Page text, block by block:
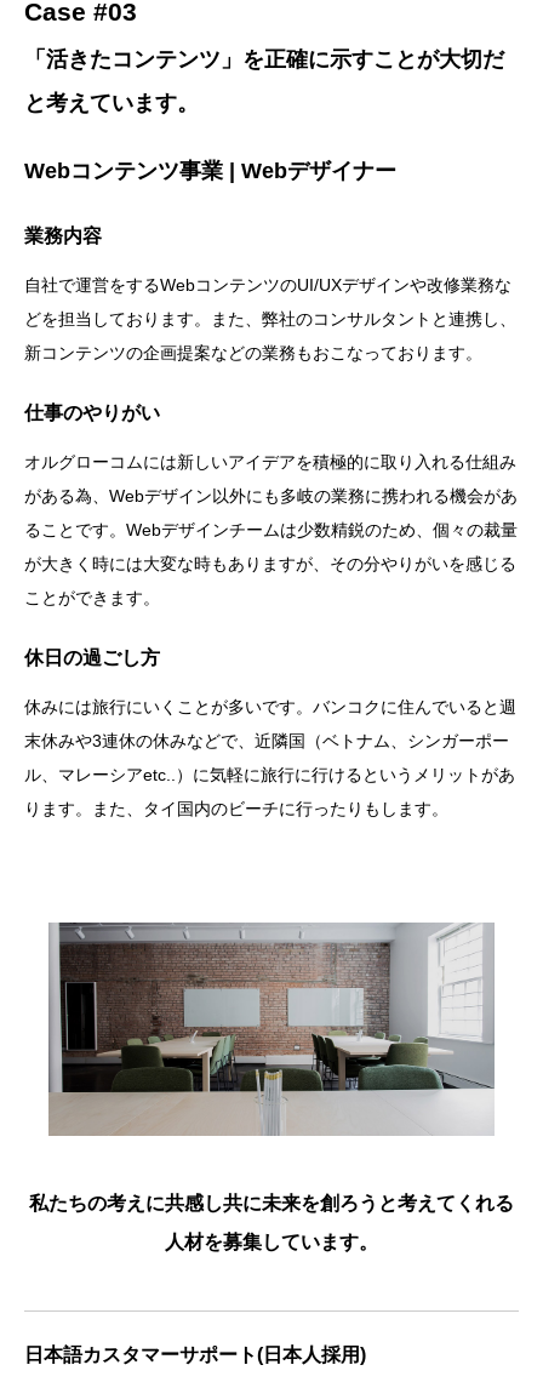
Case #03
「活きたコンテンツ」を正確に示すことが大切だ
と考えています。
Webコンテンツ事業 | Webデザイナー
業務内容
自社で運営をするWebコンテンツのUI/UXデザインや改修業務な
どを担当しております。また、弊社のコンサルタントと連携し、
新コンテンツの企画提案などの業務もおこなっております。
仕事のやりがい
オルグローコムには新しいアイデアを積極的に取り入れる仕組み
がある為、Webデザイン以外にも多岐の業務に携われる機会があ
ることです。Webデザインチームは少数精鋭のため、個々の裁量
が大きく時には大変な時もありますが、その分やりがいを感じる
ことができます。
休日の過ごし方
休みには旅行にいくことが多いです。バンコクに住んでいると週
末休みや3連休の休みなどで、近隣国（ベトナム、シンガーポー
ル、マレーシアetc..）に気軽に旅行に行けるというメリットがあ
ります。また、タイ国内のビーチに行ったりもします。
私たちの考えに共感し共に未来を創ろうと考えてくれる
人材を募集しています。
日本語カスタマーサポート(日本人採用)